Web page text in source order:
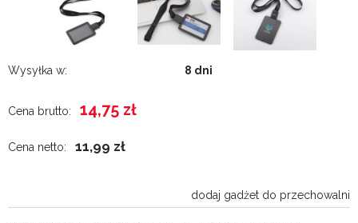
Wysyłka w: 8 dni
Cena brutto: 14,75 zł
Cena netto: 11,99 zł
dodaj gadżet do przechowalni